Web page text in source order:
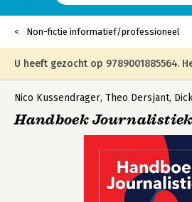
Non-fictie informatief/professioneel
U heeft gezocht op 9789001885564.
niet meer in die editie leverbaar en is
onderstaande editie.
Nico Kussendrager, Theo Dersjant,
Handboek Journalistiek